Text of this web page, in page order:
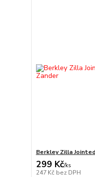
Berkley Zilla
299 Kč/ks
247 Kč bez DPH